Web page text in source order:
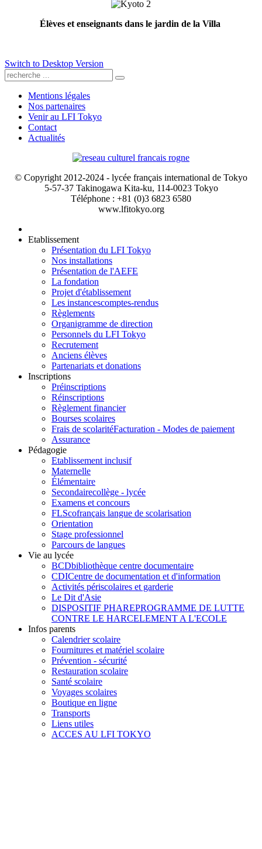
Élèves et enseignants dans le jardin de la Villa
Switch to Desktop Version
Mentions légales
Nos partenaires
Venir au LFI Tokyo
Contact
Actualités
© Copyright 2012-2024 - lycée français international de Tokyo
5-57-37 Takinogawa Kita-ku, 114-0023 Tokyo
Téléphone : +81 (0)3 6823 6580
www.lfitokyo.org
Etablissement
Présentation du LFI Tokyo
Nos installations
Présentation de l'AEFE
La fondation
Projet d'établissement
Les instancescomptes-rendus
Règlements
Organigramme de direction
Personnels du LFI Tokyo
Recrutement
Anciens élèves
Partenariats et donations
Inscriptions
Préinscriptions
Réinscriptions
Règlement financier
Bourses scolaires
Frais de scolaritéFacturation - Modes de paiement
Assurance
Pédagogie
Etablissement inclusif
Maternelle
Élémentaire
Secondairecollège - lycée
Examens et concours
FLScofrançais langue de scolarisation
Orientation
Stage professionnel
Parcours de langues
Vie au lycée
BCDbibliothèque centre documentaire
CDICentre de documentation et d'information
Activités périscolaires et garderie
Le Dit d'Asie
DISPOSITIF PHAREPROGRAMME DE LUTTE
CONTRE LE HARCELEMENT A L'ECOLE
Infos parents
Calendrier scolaire
Fournitures et matériel scolaire
Prévention - sécurité
Restauration scolaire
Santé scolaire
Voyages scolaires
Boutique en ligne
Transports
Liens utiles
ACCES AU LFI TOKYO